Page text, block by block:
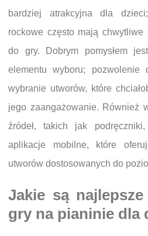
bardziej atrakcyjna dla
rockowe często mają chwytliwe
do gry. Dobrym pomysłem
elementu wyboru; pozwolenie
wybranie utworów, które
jego zaangażowanie. Również
źródeł, takich jak
aplikacje mobilne, które
utworów dostosowanych do
Jakie są
gry na pianinie dla